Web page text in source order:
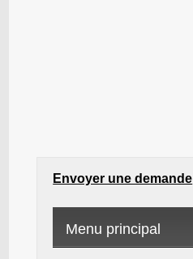
Envoyer une demande
Menu principal